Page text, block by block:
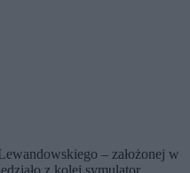
– założonej w
z kolei symulator